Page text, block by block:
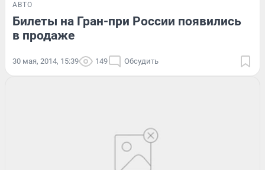
АВТО
Билеты на Гран-при России появились
в продаже
30 мая, 2014, 15:39 149 Обсудить